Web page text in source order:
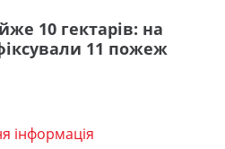
10 гектарів: на
11 пожеж
інформація